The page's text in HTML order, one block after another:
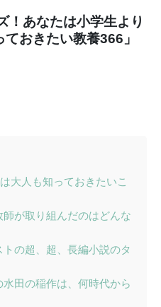
！あなたは小学生より
おきたい教養366」
大人も知っておきたいこ
が取り組んだのはどんな
の超、超、長編小説のタ
田の稲作は、何時代から